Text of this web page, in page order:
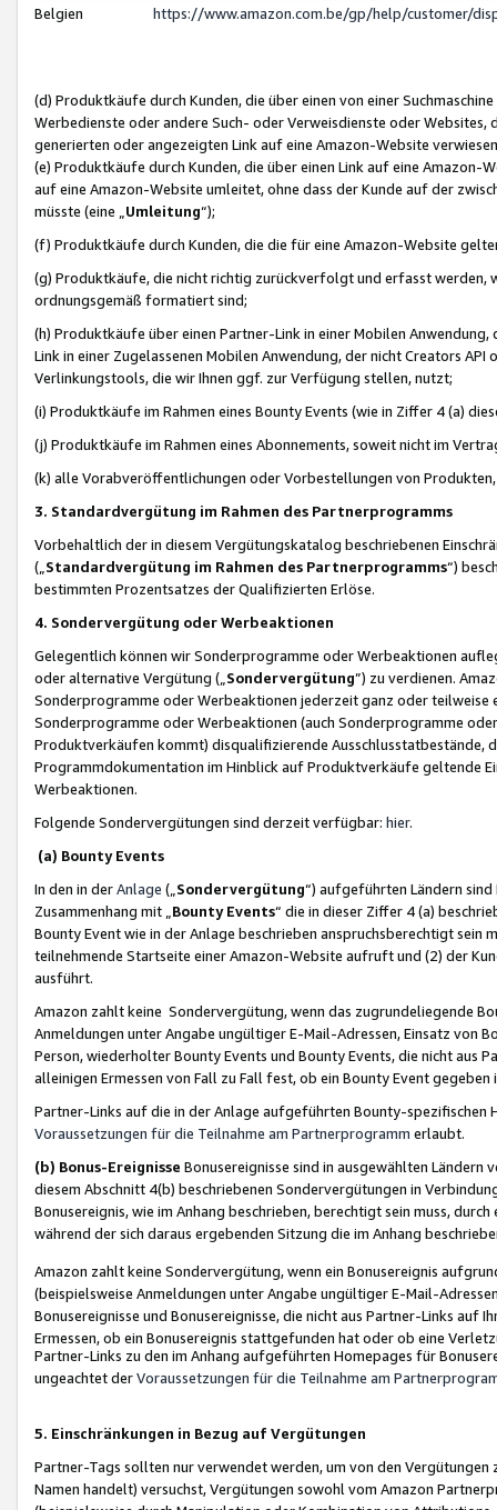
Belgien
https://www.amazon.com.be/gp/help/customer/
(d) Produktkäufe durch Kunden, die über einen von einer
Werbedienste oder andere Such- oder Verweisdienste oder Websites,
generierten oder angezeigten Link auf eine Amazon-Website
(e) Produktkäufe durch Kunden, die über einen Link auf eine
auf eine Amazon-Website umleitet, ohne dass der Kunde auf der
müsste (eine „ Umleitung“);
(f) Produktkäufe durch Kunden, die die für eine Amazon-Website
(g) Produktkäufe, die nicht richtig zurückverfolgt und erfasst werden,
ordnungsgemäß formatiert sind;
(h) Produktkäufe über einen Partner-Link in einer Mobilen
Link in einer Zugelassenen Mobilen Anwendung, der nicht Creators
Verlinkungstools, die wir Ihnen ggf. zur Verfügung stellen, nutzt;
(i) Produktkäufe im Rahmen eines Bounty Events (wie in Ziffer 4 (a)
(j) Produktkäufe im Rahmen eines Abonnements, soweit nicht im
(k) alle Vorabveröffentlichungen oder Vorbestellungen von
3. Standardvergütung im Rahmen des Partnerprogramms
Vorbehaltlich der in diesem Vergütungskatalog beschriebenen
(„ Standardvergütung im Rahmen des Partnerprogramms“)
bestimmten Prozentsatzes der Qualifizierten Erlöse.
4. Sondervergütung oder Werbeaktionen
Gelegentlich können wir Sonderprogramme oder Werbeaktionen
oder alternative Vergütung („ Sondervergütung”) zu verdienen.
Sonderprogramme oder Werbeaktionen jederzeit ganz oder
Sonderprogramme oder Werbeaktionen (auch Sonderprogramme
Produktverkäufen kommt) disqualifizierende Ausschlusstatbestände,
Programmdokumentation im Hinblick auf Produktverkäufe geltende
Werbeaktionen.
Folgende Sondervergütungen sind derzeit verfügbar: hier.
(a) Bounty Events
In den in derAnlage („ Sondervergütung“) aufgeführten Ländern
Zusammenhang mit „ Bounty Events“ die in dieser Ziffer 4 (a)
Bounty Event wie in der Anlage beschrieben anspruchsberechtigt sein
teilnehmende Startseite einer Amazon-Website aufruft und (2) der
ausführt.
Amazon zahlt keine Sondervergütung, wenn das zugrundeliegende
Anmeldungen unter Angabe ungültiger E-Mail-Adressen, Einsatz von
Person, wiederholter Bounty Events und Bounty Events, die nicht
alleinigen Ermessen von Fall zu Fall fest, ob ein Bounty Event
Partner-Links auf die in der Anlage aufgeführten Bounty-spezifischen
Voraussetzungen für die Teilnahme am Partnerprogramm erlaubt.
(b) Bonus-Ereignisse Bonusereignisse sind in ausgewählten Ländern
diesem Abschnitt 4(b) beschriebenen Sondervergütungen in
Bonusereignis, wie im Anhang beschrieben, berechtigt sein muss,
während der sich daraus ergebenden Sitzung die im Anhang
Amazon zahlt keine Sondervergütung, wenn ein Bonusereignis
(beispielsweise Anmeldungen unter Angabe ungültiger E-Mail-
Bonusereignisse und Bonusereignisse, die nicht aus Partner-Links auf
Ermessen, ob ein Bonusereignis stattgefunden hat oder ob eine
Partner-Links zu den im Anhang aufgeführten Homepages für
ungeachtet derVoraussetzungen für die Teilnahme am
5. Einschränkungen in Bezug auf Vergütungen
Partner-Tags sollten nur verwendet werden, um von den
Namen handelt) versuchst, Vergütungen sowohl vom Amazon